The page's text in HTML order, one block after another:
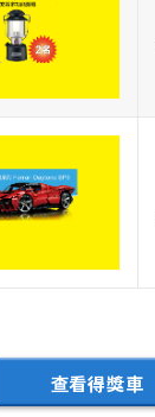
查看得獎車